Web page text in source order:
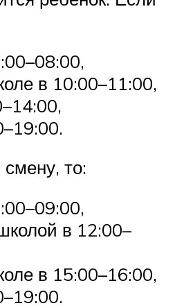
в 10:00–11:00,
то:
в 12:00–
в 15:00–16:00,